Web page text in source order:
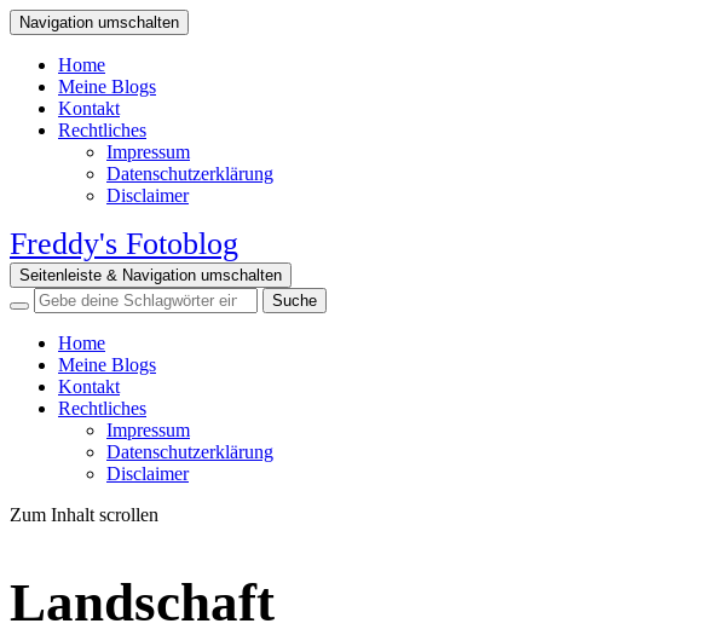
Navigation umschalten
Home
Meine Blogs
Kontakt
Rechtliches
Impressum
Datenschutzerklärung
Disclaimer
Freddy's Fotoblog
Seitenleiste & Navigation umschalten
Home
Meine Blogs
Kontakt
Rechtliches
Impressum
Datenschutzerklärung
Disclaimer
Zum Inhalt scrollen
Landschaft